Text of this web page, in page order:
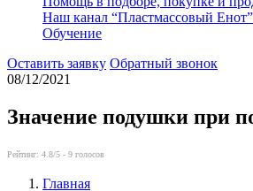
Наш канал “Пластмассовый
Обучение
Оставить заявку Обратный звонок
08/12/2021
Значение подушки при
Рейтинг: 4.8/5 - 9 голосов
Главная